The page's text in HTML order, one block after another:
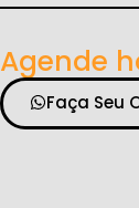
Agende
Faça Seu